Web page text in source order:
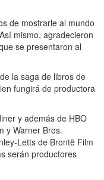
de mostrarle al mundo
mismo, agradecieron
se presentaron al
la saga de libros de
fungirá de productora
y además de HBO
y Warner Bros.
Letts de Brontë Film
serán productores